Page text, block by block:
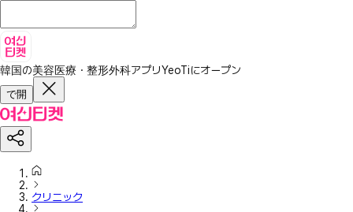
韓国の美容医療・整形外科アプリYeoTiにオープン
で開
クリニック